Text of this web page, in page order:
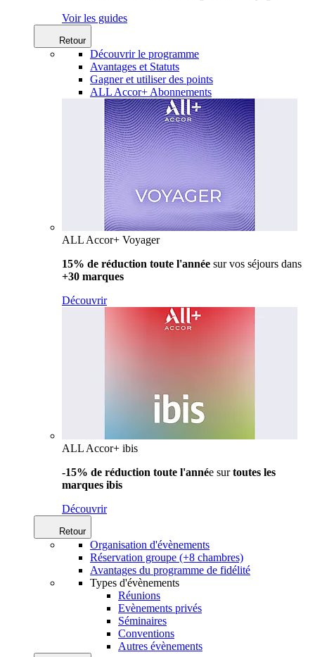
Voir les guides
Retour
Découvrir le programme
Avantages et Statuts
Gagner et utiliser des points
ALL Accor+ Abonnements
ALL Accor+ Voyager
15% de réduction toute l'année sur vos séjours dans
+30 marques
Découvrir
ALL Accor+ ibis
-15% de réduction toute l'année surtoutes les
marques ibis
Découvrir
Retour
Organisation d'évènements
Réservation groupe (+8 chambres)
Avantages du programme de fidélité
Types d'évènements
Réunions
Evènements privés
Séminaires
Conventions
Autres évènements